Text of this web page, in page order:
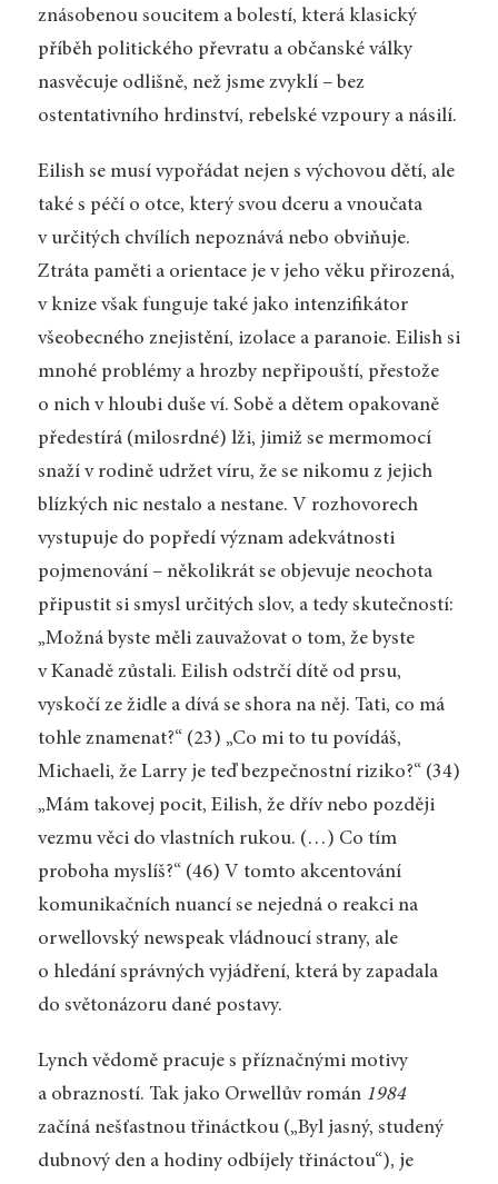
znásobenou soucitem a bolestí, která klasický
příběh politického převratu a občanské války
nasvěcuje odlišně, než jsme zvyklí – bez
ostentativního hrdinství, rebelské vzpoury a násilí.
Eilish se musí vypořádat nejen s výchovou dětí, ale
také s péčí o otce, který svou dceru a vnoučata
v určitých chvílích nepoznává nebo obviňuje.
Ztráta paměti a orientace je v jeho věku přirozená,
v knize však funguje také jako intenzifikátor
všeobecného znejistění, izolace a paranoie. Eilish si
mnohé problémy a hrozby nepřipouští, přestože
o nich v hloubi duše ví. Sobě a dětem opakovaně
předestírá (milosrdné) lži, jimiž se mermomocí
snaží v rodině udržet víru, že se nikomu z jejich
blízkých nic nestalo a nestane. V rozhovorech
vystupuje do popředí význam adekvátnosti
pojmenování – několikrát se objevuje neochota
připustit si smysl určitých slov, a tedy skutečností:
„Možná byste měli zauvažovat o tom, že byste
v Kanadě zůstali. Eilish odstrčí dítě od prsu,
vyskočí ze židle a dívá se shora na něj. Tati, co má
tohle znamenat?“ (23) „Co mi to tu povídáš,
Michaeli, že Larry je teď bezpečnostní riziko?“ (34)
„Mám takovej pocit, Eilish, že dřív nebo později
vezmu věci do vlastních rukou. (…) Co tím
proboha myslíš?“ (46) V tomto akcentování
komunikačních nuancí se nejedná o reakci na
orwellovský newspeak vládnoucí strany, ale
o hledání správných vyjádření, která by zapadala
do světonázoru dané postavy.
Lynch vědomě pracuje s příznačnými motivy
a obrazností. Tak jako Orwellův román 1984
začíná nešťastnou třináctkou („Byl jasný, studený
dubnový den a hodiny odbíjely třináctou“), je